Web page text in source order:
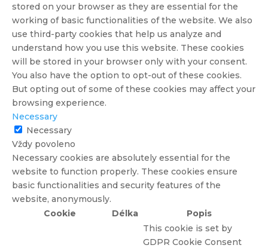
stored on your browser as they are essential for the
working of basic functionalities of the website. We also
use third-party cookies that help us analyze and
understand how you use this website. These cookies
will be stored in your browser only with your consent.
You also have the option to opt-out of these cookies.
But opting out of some of these cookies may affect your
browsing experience.
Necessary
Necessary
Vždy povoleno
Necessary cookies are absolutely essential for the
website to function properly. These cookies ensure
basic functionalities and security features of the
website, anonymously.
Cookie
Délka Popis
This cookie is set by
GDPR Cookie Consent